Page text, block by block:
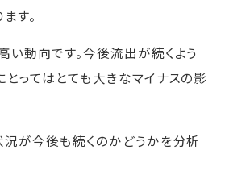
す。
い動向です。今後流出が続くよう
ってはとても大きなマイナスの影
況が今後も続くのかどうかを分析